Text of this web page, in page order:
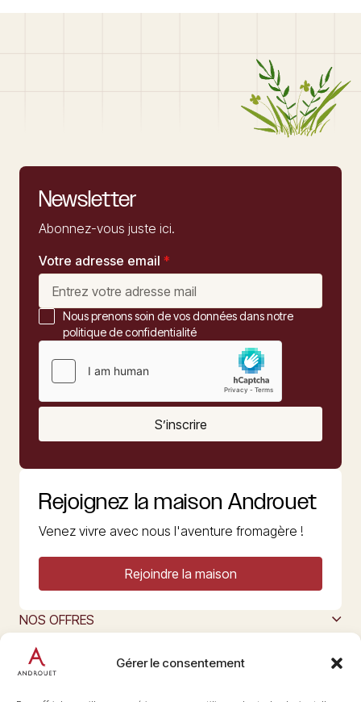
Gérer le consentement
Newsletter
Abonnez-vous juste ici.
Votre adresse email *
Nous prenons soin de vos données dans notre
politique de confidentialité
S’inscrire
Rejoignez la maison Androuet
Venez vivre avec nous l'aventure fromagère !
Rejoindre la maison
NOS OFFRES
L’ART DU FROMAGE
Nous suivre